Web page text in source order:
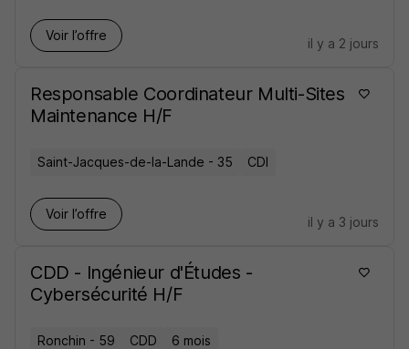
Voir l’offre
il y a 2 jours
Responsable Coordinateur Multi-Sites
Maintenance H/F
Saint-Jacques-de-la-Lande - 35 CDI
Voir l’offre
il y a 3 jours
CDD - Ingénieur d'Études -
Cybersécurité H/F
Ronchin - 59 CDD 6 mois